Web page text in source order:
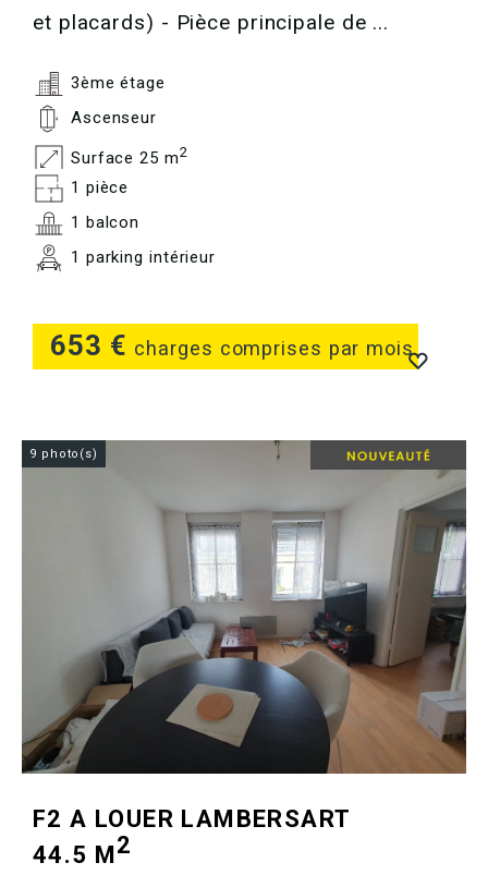
653 € charges comprises par mois
et placards) - Pièce principale de ...
3ème étage
Ascenseur
Surface 25 m2
1 pièce
1 balcon
1 parking intérieur
9 photo(s)
F2 A LOUER LAMBERSART
44.5 M2